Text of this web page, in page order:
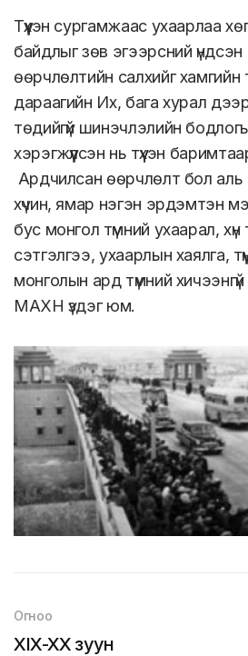
Түүхэн сургамжаас ухаарлаа
байдлыг зөв эгээрсний
өөрчлөлтийн салхийг хамгийн
дараагийн Их, бага хурал
төдийгүй шинэчлэлийн
хэрэгжүүлсэн нь түүхэн
Ардчилсан өөрчлөлт бол аль
хүчин, ямар нэгэн эрдэмтэн
бус монгол түмний ухаарал,
сэтгэлгээ, ухаарлын хаялга,
монголын ард түмний хичээнгүй
МАХН үздэг юм.
Огноо
XIX-XX зуун